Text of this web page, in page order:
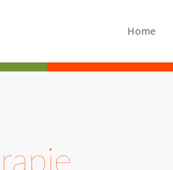
Home